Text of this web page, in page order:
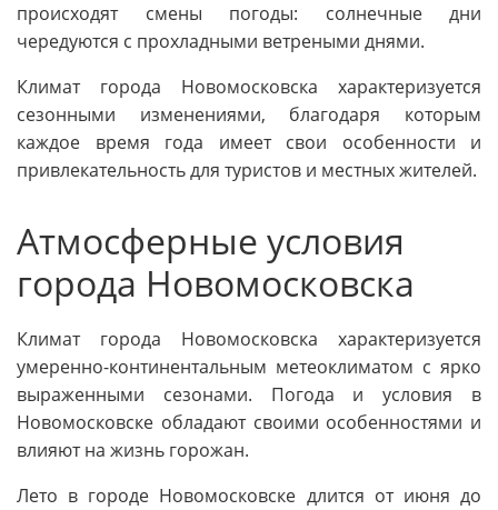
происходят смены погоды: солнечные дни
чередуются с прохладными ветреными днями.
Климат города Новомосковска характеризуется
сезонными изменениями, благодаря которым
каждое время года имеет свои особенности и
привлекательность для туристов и местных жителей.
Атмосферные условия
города Новомосковска
Климат города Новомосковска характеризуется
умеренно-континентальным метеоклиматом с ярко
выраженными сезонами. Погода и условия в
Новомосковске обладают своими особенностями и
влияют на жизнь горожан.
Лето в городе Новомосковске длится от июня до